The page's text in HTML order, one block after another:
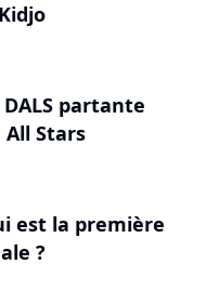
partante
Stars
est la première
?